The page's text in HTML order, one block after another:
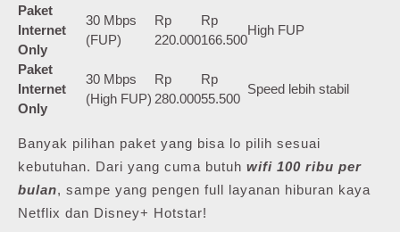
Paket
Internet
Only
30 Mbps
(FUP)
Rp
220.000
Rp
166.500
High FUP
Paket
Internet
Only
30 Mbps
(High FUP)
Rp
280.000
Rp
55.500
Speed lebih stabil
Banyak pilihan paket yang bisa lo pilih sesuai
kebutuhan. Dari yang cuma butuh wifi 100 ribu per
bulan, sampe yang pengen full layanan hiburan kaya
Netflix dan Disney+ Hotstar!